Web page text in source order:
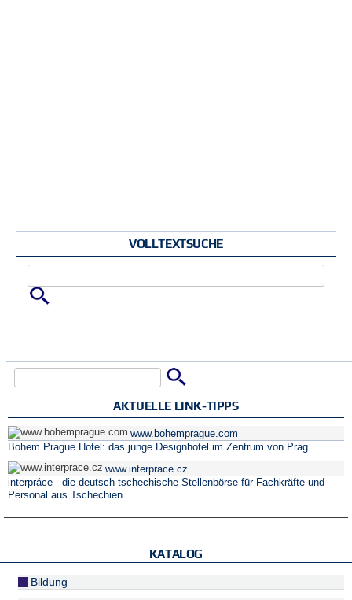
VOLLTEXTSUCHE
Suchformular
AKTUELLE LINK-TIPPS
www.bohemprague.com
Bohem Prague Hotel: das junge Designhotel im Zentrum von Prag
www.interprace.cz
interpráce - die deutsch-tschechische Stellenbörse für Fachkräfte und
Personal aus Tschechien
KATALOG
Bildung